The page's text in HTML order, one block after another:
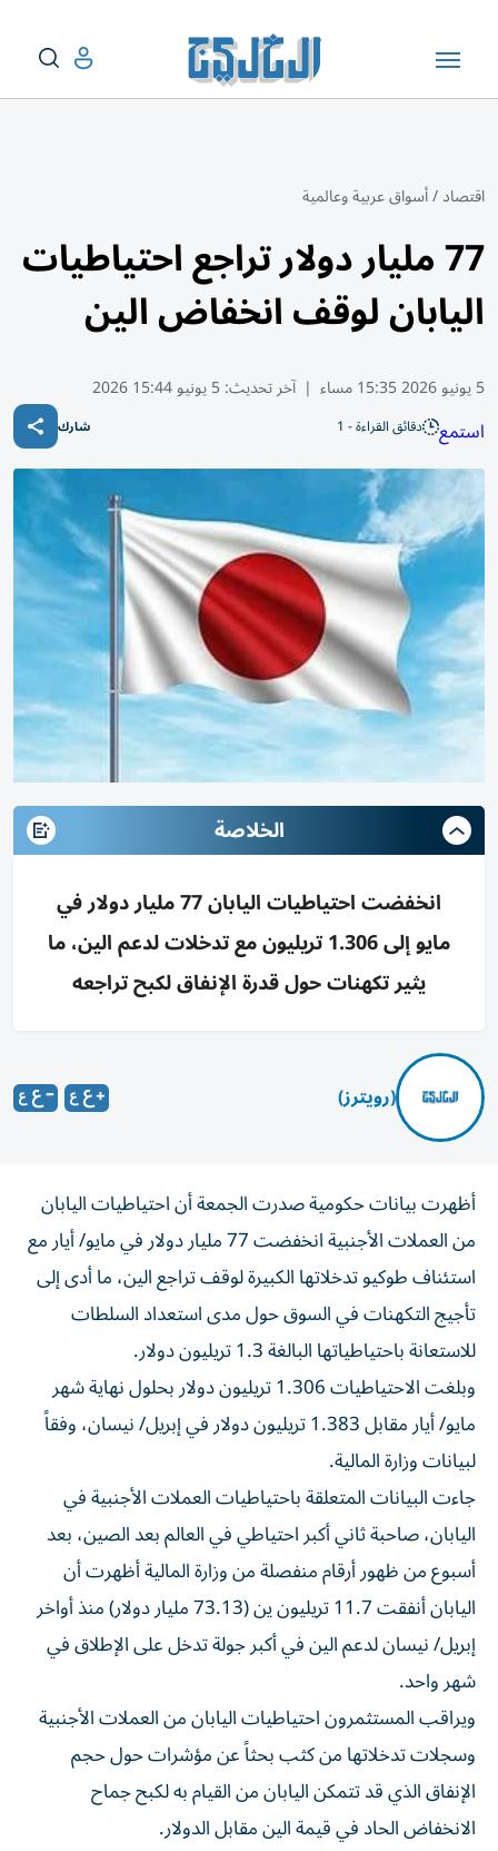
اقتصاد/أسواق عربية وعالمية
77 مليار دولار تراجع احتياطيات
اليابان لوقف انخفاض الين
5 يونيو 2026 15:35 مساء | آخر تحديث:5 يونيو 15:44 2026
استمع دقائق القراءة - 1 شارك
الخلاصة
انخفضت احتياطيات اليابان 77 مليار دولار في
مايو إلى 1.306 تريليون مع تدخلات لدعم الين، ما
يثير تكهنات حول قدرة الإنفاق لكبح تراجعه
(رويترز)
أظهرت بيانات حكومية صدرت الجمعة أن احتياطيات ‌اليابان
من العملات الأجنبية انخفضت 77 ​مليار ⁠دولار في مايو/ أيار ‌مع
استئناف طوكيو ‌تدخلاتها الكبيرة لوقف تراجع الين، ما أدى إلى
تأجيج التكهنات في ‌السوق حول مدى استعداد السلطات
للاستعانة باحتياطياتها ⁠البالغة 1.3 تريليون دولار.
وبلغت الاحتياطيات 1.306 تريليون دولار بحلول نهاية شهر
مايو/ أيار مقابل 1.383 تريليون دولار في إبريل/ نيسان، وفقاً
لبيانات وزارة المالية.
جاءت البيانات ​المتعلقة باحتياطيات العملات الأجنبية في
اليابان، ‌صاحبة ثاني أكبر احتياطي في العالم بعد الصين، بعد
أسبوع من ظهور ⁠أرقام منفصلة من وزارة المالية أظهرت أن
اليابان أنفقت 11.7 تريليون ين (73.13 مليار ​دولار) ‌منذ أواخر
إبريل/ نيسان لدعم الين ‌في أكبر جولة تدخل على الإطلاق في
شهر واحد.
ويراقب المستثمرون احتياطيات اليابان ‌من العملات ‌الأجنبية
وسجلات تدخلاتها ⁠من كثب بحثاً عن ‌مؤشرات حول حجم
الإنفاق الذي قد تتمكن اليابان من القيام به ⁠لكبح جماح
الانخفاض ​الحاد في قيمة الين مقابل الدولار.